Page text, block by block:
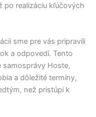
po realizáciu kľúčových
sme pre vás pripravili
a odpovedí. Tento
samosprávy Hoste,
a dôležité termíny,
než pristúpi k